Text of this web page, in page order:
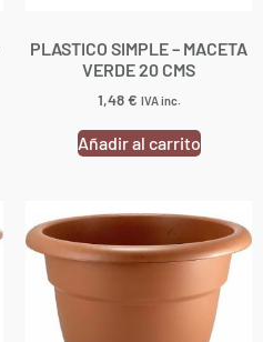
PLASTICO SIMPLE – MACETA
VERDE 20 CMS
1,48€ IVA inc.
Añadir al carrito